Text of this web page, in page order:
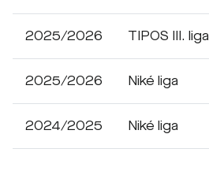
2025/2026 TIPOS III. liga
2025/2026 Niké liga
2024/2025 Niké liga